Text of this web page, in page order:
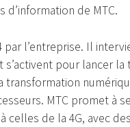
d’information de MTC.
l’entreprise. Il
pour lancer
MTC promet à
celles de la 4G, avec